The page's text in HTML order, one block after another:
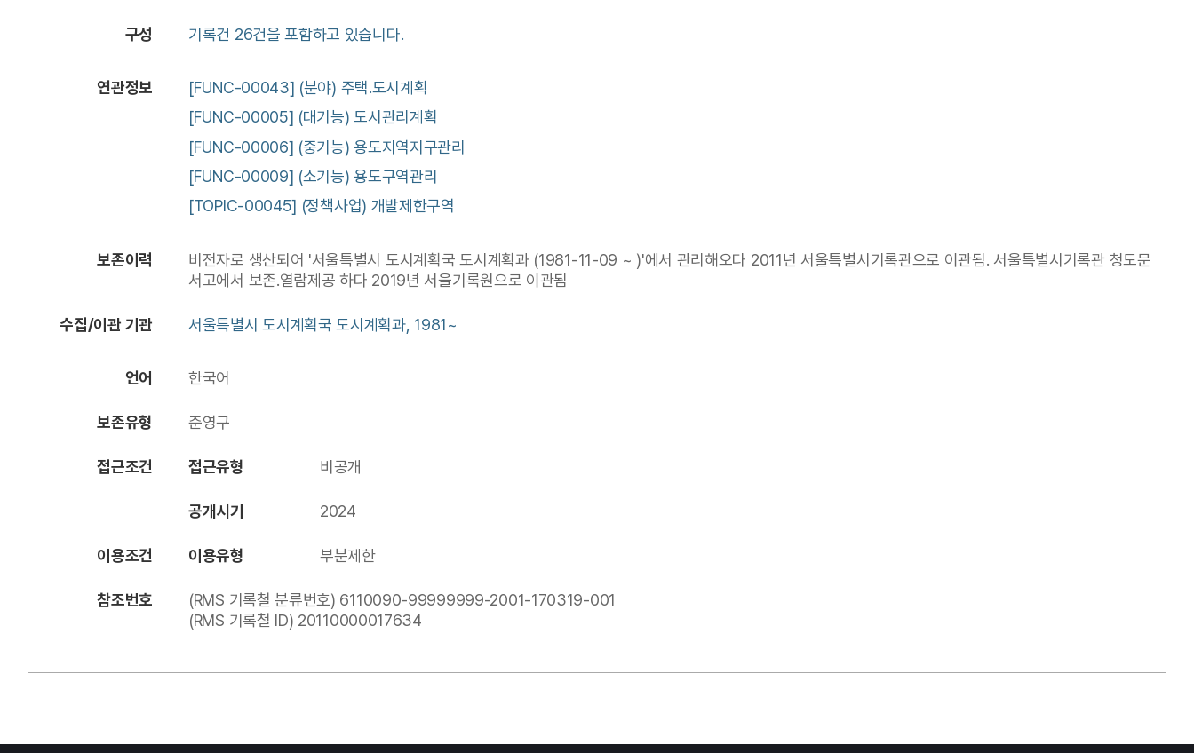
구성 기록건 26건을 포함하고 있습니다.
연관정보
[FUNC-00043] (분야) 주택.도시계획
[FUNC-00005] (대기능) 도시관리계획
[FUNC-00006] (중기능) 용도지역지구관리
[FUNC-00009] (소기능) 용도구역관리
[TOPIC-00045] (정책사업) 개발제한구역
보존이력
비전자로 생산되어 '서울특별시 도시계획국 도시계획과 (1981-11-09 ~ )'에서 관리해오다 2011년 서울특별시기록관으로 이관됨. 서울특별시기록관 청도문
서고에서 보존.열람제공 하다 2019년 서울기록원으로 이관됨
수집/이관 기관 서울특별시 도시계획국 도시계획과, 1981~
언어 한국어
보존유형 준영구
접근조건 접근유형 비공개
공개시기 2024
이용조건 이용유형 부분제한
참조번호
(RMS 기록철 분류번호) 6110090-99999999-2001-170319-001
(RMS 기록철 ID) 20110000017634